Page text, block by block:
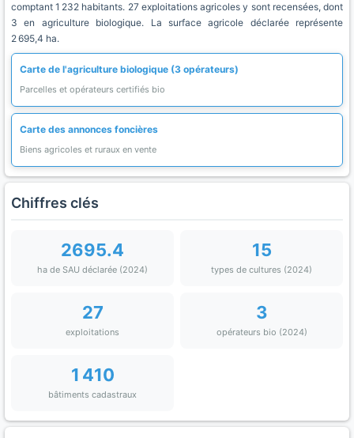
comptant 1 232 habitants. 27 exploitations agricoles y sont recensées, dont
3 en agriculture biologique. La surface agricole déclarée représente
2 695,4 ha.
Carte de l'agriculture biologique (3 opérateurs)
Parcelles et opérateurs certifiés bio
Carte des annonces foncières
Biens agricoles et ruraux en vente
Chiffres clés
2695.4
ha de SAU déclarée (2024)
15
types de cultures (2024)
27
exploitations
3
opérateurs bio (2024)
1 410
bâtiments cadastraux